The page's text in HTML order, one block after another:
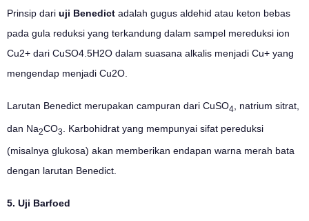
Prinsip dari uji Benedict adalah gugus aldehid atau keton bebas
pada gula reduksi yang terkandung dalam sampel mereduksi ion
Cu2+ dari CuSO4.5H2O dalam suasana alkalis menjadi Cu+ yang
mengendap menjadi Cu2O.
Larutan Benedict merupakan campuran dari CuSO4 , natrium sitrat,
dan Na2CO3 . Karbohidrat yang mempunyai sifat pereduksi
(misalnya glukosa) akan memberikan endapan warna merah bata
dengan larutan Benedict.
5. Uji Barfoed